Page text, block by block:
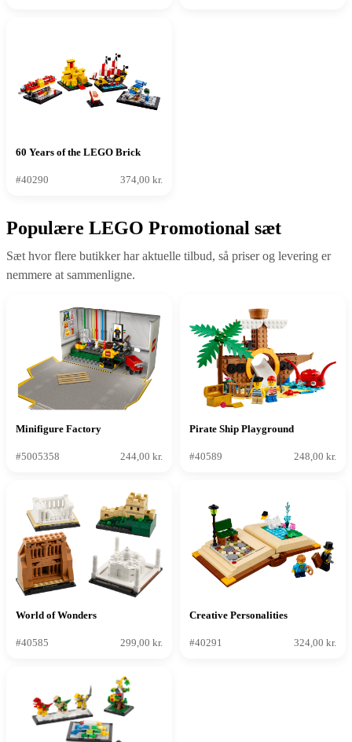
60 Years of the LEGO Brick
#40290 374,00 kr.
Populære LEGO Promotional sæt
Sæt hvor flere butikker har aktuelle tilbud, så priser og levering er
nemmere at sammenligne.
Minifigure Factory
#5005358 244,00 kr.
Pirate Ship Playground
#40589 248,00 kr.
World of Wonders
#40585 299,00 kr.
Creative Personalities
#40291 324,00 kr.